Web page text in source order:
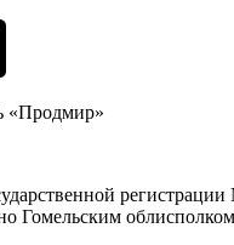
«Продмир»
Гомельским